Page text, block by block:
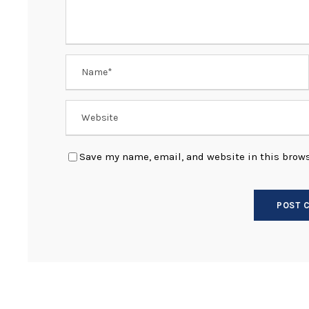
Save my name, email, and website in this